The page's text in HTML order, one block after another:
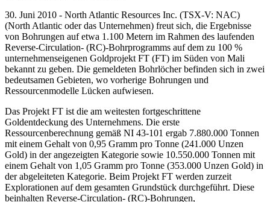
30. Juni 2010 - North Atlantic Resources Inc. (TSX-V: NAC)
(North Atlantic oder das Unternehmen) freut sich, die Ergebnisse
von Bohrungen auf etwa 1.100 Metern im Rahmen des laufenden
Reverse-Circulation- (RC)-Bohrprogramms auf dem zu 100 %
unternehmenseigenen Goldprojekt FT (FT) im Süden von Mali
bekannt zu geben. Die gemeldeten Bohrlöcher befinden sich in zwei
bedeutsamen Gebieten, wo vorherige Bohrungen und
Ressourcenmodelle Lücken aufwiesen.
Das Projekt FT ist die am weitesten fortgeschrittene
Goldentdeckung des Unternehmens. Die erste
Ressourcenberechnung gemäß NI 43-101 ergab 7.880.000 Tonnen
mit einem Gehalt von 0,95 Gramm pro Tonne (241.000 Unzen
Gold) in der angezeigten Kategorie sowie 10.550.000 Tonnen mit
einem Gehalt von 1,05 Gramm pro Tonne (353.000 Unzen Gold) in
der abgeleiteten Kategorie. Beim Projekt FT werden zurzeit
Explorationen auf dem gesamten Grundstück durchgeführt. Diese
beinhalten Reverse-Circulation- (RC)-Bohrungen,